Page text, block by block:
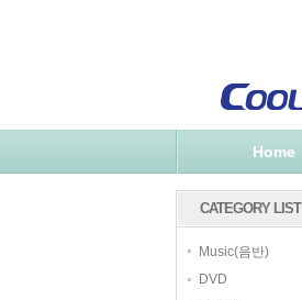
Home
CATEGORY LIST
Music(음반)
DVD